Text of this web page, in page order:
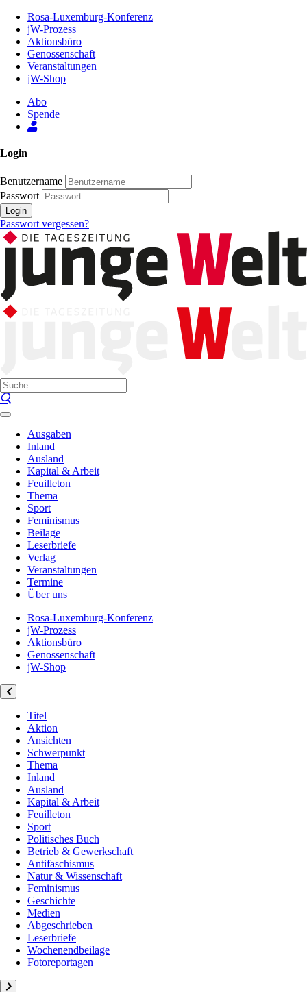
Inhalt
Seite
Rosa-Luxemburg-Konferenz
jW-Prozess
Aktionsbüro
Genossenschaft
Veranstaltungen
jW-Shop
Abo
Spende
Login
Benutzername
Passwort
Login
Passwort vergessen?
Ausgaben
Inland
Ausland
Kapital & Arbeit
Feuilleton
Thema
Sport
Feminismus
Beilage
Leserbriefe
Verlag
Veranstaltungen
Termine
Über uns
Rosa-Luxemburg-Konferenz
jW-Prozess
Aktionsbüro
Genossenschaft
jW-Shop
Titel
Aktion
Ansichten
Schwerpunkt
Thema
Inland
Ausland
Kapital & Arbeit
Feuilleton
Sport
Politisches Buch
Betrieb & Gewerkschaft
Antifaschismus
Natur & Wissenschaft
Feminismus
Geschichte
Medien
Abgeschrieben
Leserbriefe
Wochenendbeilage
Fotoreportagen